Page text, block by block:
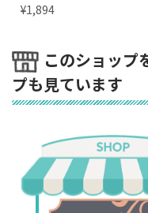
¥1,894
このショップ
プも見ています